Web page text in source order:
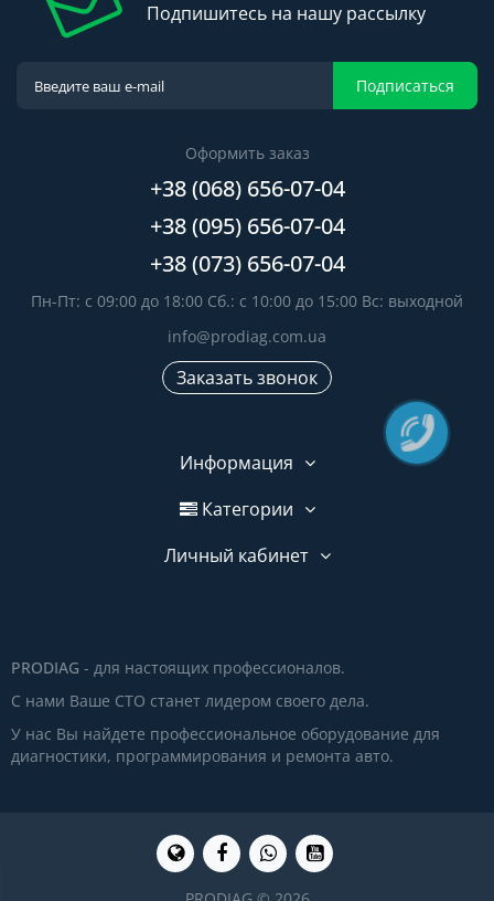
Подпишитесь на нашу рассылку
Подписаться
Оформить заказ
+38 (068) 656-07-04
+38 (095) 656-07-04
+38 (073) 656-07-04
Пн-Пт: с 09:00 до 18:00 Сб.: с 10:00 до 15:00 Вс: выходной
info@prodiag.com.ua
Заказать звонок
Информация
Категории
Личный кабинет
PRODIAG - для настоящих профессионалов.
С нами Ваше СТО станет лидером своего дела.
У нас Вы найдете профессиональное оборудование для
диагностики, программирования и ремонта авто.